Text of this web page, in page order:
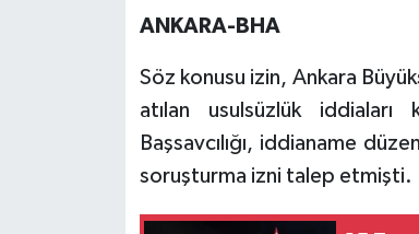
ANKARA-BHA
Söz konusu izin, Ankara
atılan usulsüzlük
Başsavcılığı, iddianame
soruşturma izni talep etmişti.